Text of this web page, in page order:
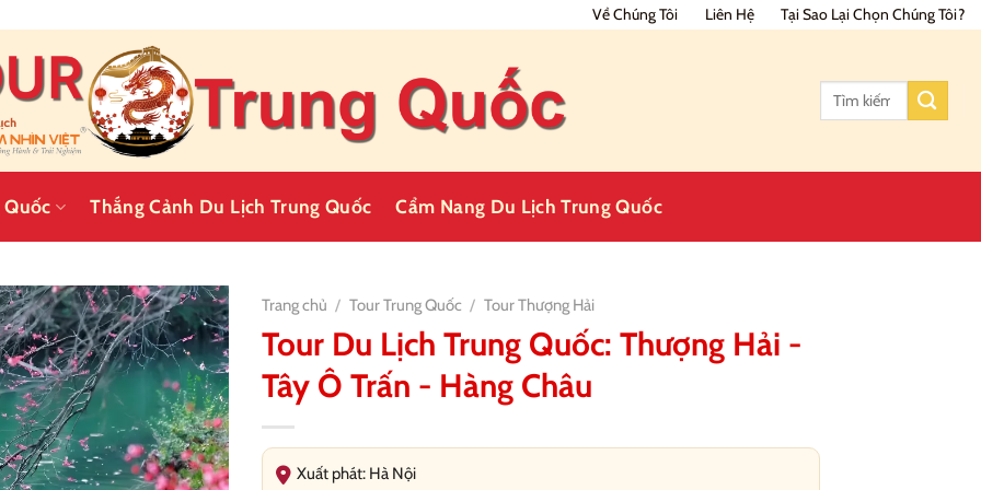
Về Chúng Tôi Liên Hệ Tại Sao Lại Chọn Chúng Tôi?
Tìm
Quốc Thắng Cảnh Du Lịch Trung Quốc Cẩm Nang Du Lịch Trung Quốc
Trang chủ / Tour Trung Quốc / Tour Thượng Hải
Tour Du Lịch Trung Quốc: Thượng Hải -
Tây Ô Trấn - Hàng Châu
Xuất phát: Hà Nội